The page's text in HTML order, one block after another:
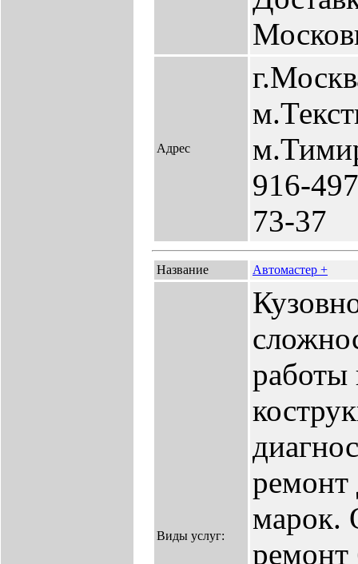
Адрес
916-
73-37
Название Автомастер +
Виды услуг:
работы
ремонт
марок.
ремонт